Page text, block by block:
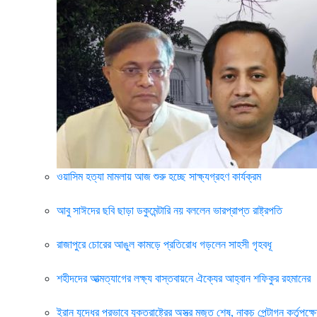
ওয়াসিম হত্যা মামলায় আজ শুরু হচ্ছে সাক্ষ্যগ্রহণ কার্যক্রম
আবু সাঈদের ছবি ছাড়া ডকুমেন্টারি নয় বললেন ভারপ্রাপ্ত রাষ্ট্রপতি
রাজাপুরে চোরের আঙুল কামড়ে প্রতিরোধ গড়লেন সাহসী গৃহবধূ
শহীদদের আত্মত্যাগের লক্ষ্য বাস্তবায়নে ঐক্যের আহ্বান শফিকুর রহমানের
ইরান যুদ্ধের প্রভাবে যুক্তরাষ্ট্রের অস্ত্র মজুত শেষ, নাকচ পেন্টাগন